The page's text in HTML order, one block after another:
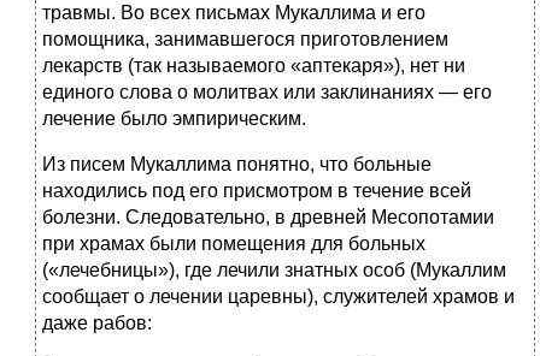
травмы. Во всех письмах Мукаллима и его
помощника, занимавшегося приготовлением
лекарств (так называемого «аптекаря»), нет ни
единого слова о молитвах или заклинаниях — его
лечение было эмпирическим.
Из писем Мукаллима понятно, что больные
находились под его присмотром в течение всей
болезни. Следовательно, в древней Месопотамии
при храмах были помещения для больных
(«лечебницы»), где лечили знатных особ (Мукаллим
сообщает о лечении царевны), служителей храмов и
даже рабов: